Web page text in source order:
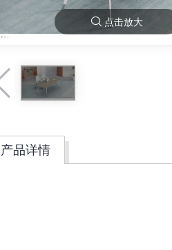
点击放大
产品详情